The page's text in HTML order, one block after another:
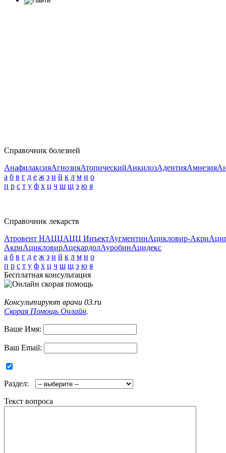
Справочник болезней
АнафилаксияАгнозияАтопическийАнкилозАдентияАмнезия
а б в г д е ж з и й к л м н о
п р с т у ф х ц ч ш щ э ю я
Справочник лекарств
Атровент НАЦЦАЦЦ ИнъектАугментинАцикловир-Акри
АкриАцикловирАцекардолАуробинАцидекс
а б в г д е ж з и й к л м н о
п р с т у ф х ц ч ш щ э ю я
Бесплатная консультация
Консультируют врачи 03.ru
Скорая Помощь Онлайн.
Ваше Имя:
Ваш Email:
Раздел:
Текст вопроса